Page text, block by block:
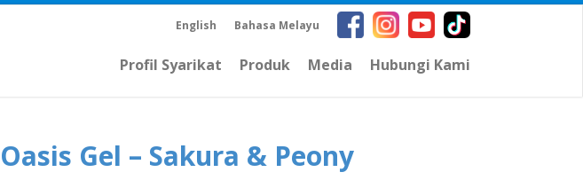
English Bahasa Melayu
Profil Syarikat Produk Media Hubungi Kami
Oasis Gel – Sakura & Peony